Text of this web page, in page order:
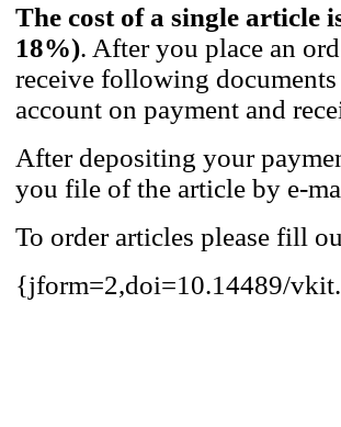
The cost of a single article
18%). After you place an
receive following
account on payment and
After depositing your
you file of the article by e-
To order articles please fill
{jform=2,doi=10.14489/